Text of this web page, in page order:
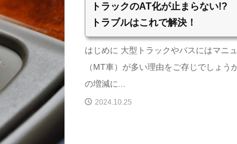
トラックのAT化が止まらない!?
トラブルはこれで解決！
はじめに 大型トラックやバスにはマニ
（MT車）が多い理由をご存じでしょう
の増減に...
2024.10.25